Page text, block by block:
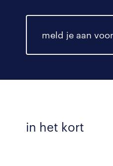
meld je aan
in het kort